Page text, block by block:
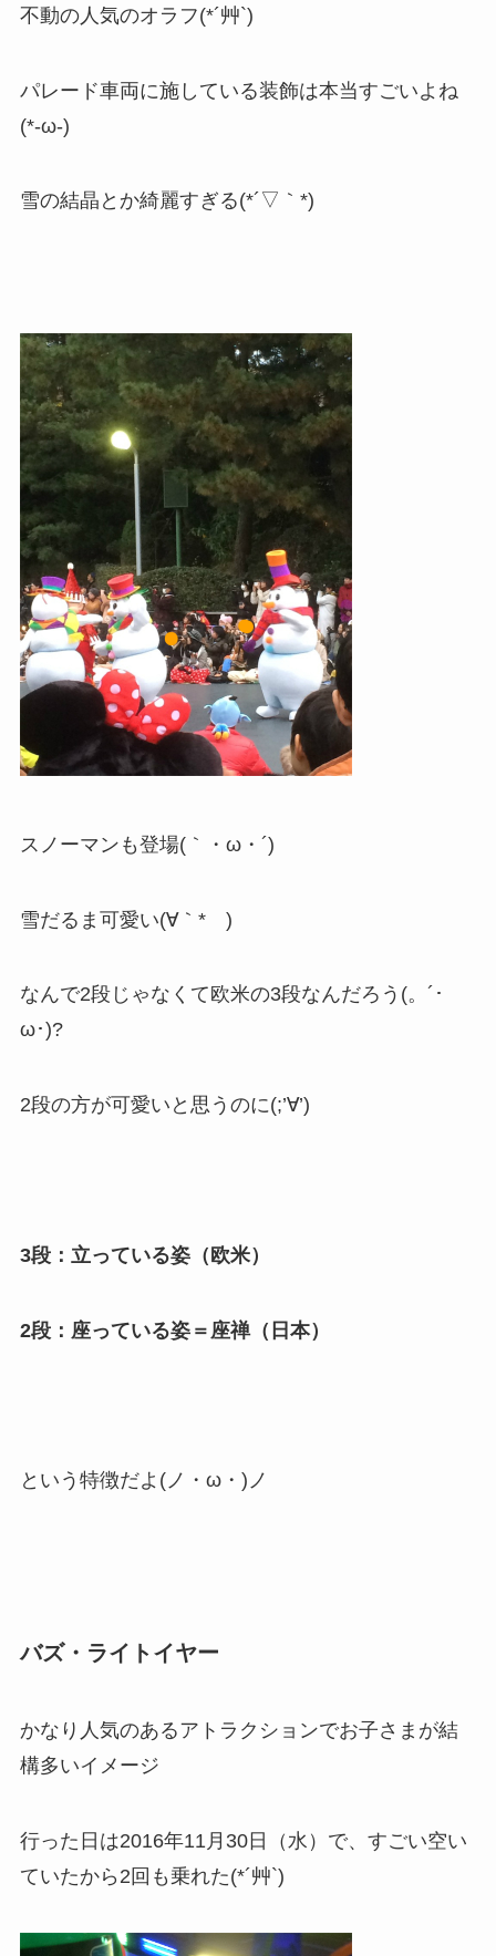
不動の人気のオラフ(*´艸`)
パレード車両に施している装飾は本当すごいよね
(*-ω-)
雪の結晶とか綺麗すぎる(*´▽｀*)
スノーマンも登場(｀・ω・´)
雪だるま可愛い(∀｀*ゞ)
なんで2段じゃなくて欧米の3段なんだろう(。´･
ω･)?
2段の方が可愛いと思うのに(;’∀’)
3段：立っている姿（欧米）
2段：座っている姿＝座禅（日本）
という特徴だよ(ノ・ω・)ノ
バズ・ライトイヤー
かなり人気のあるアトラクションでお子さまが結
構多いイメージ
行った日は2016年11月30日（水）で、すごい空い
ていたから2回も乗れた(*´艸`)